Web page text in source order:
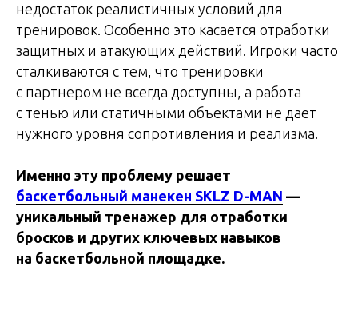
недостаток реалистичных условий для
тренировок. Особенно это касается отработки
защитных и атакующих действий. Игроки часто
сталкиваются с тем, что тренировки
с партнером не всегда доступны, а работа
с тенью или статичными объектами не дает
нужного уровня сопротивления и реализма.
Именно эту проблему решает
баскетбольный манекен SKLZ D-MAN —
уникальный тренажер для отработки
бросков и других ключевых навыков
на баскетбольной площадке.